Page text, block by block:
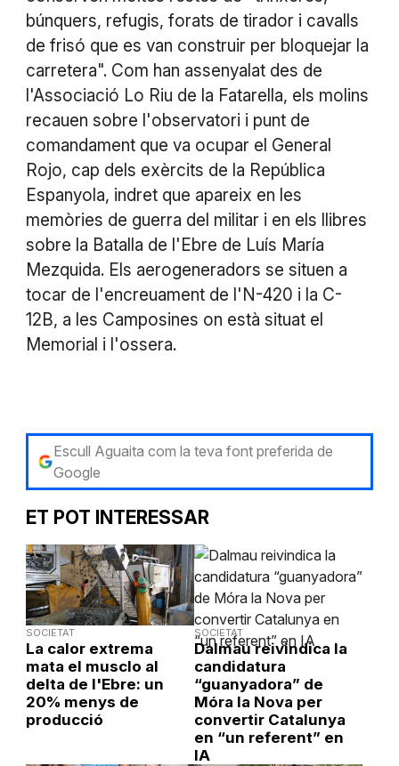
búnquers, refugis, forats de tirador i cavalls
de frisó que es van construir per bloquejar la
carretera". Com han assenyalat des de
l'Associació Lo Riu de la Fatarella, els molins
recauen sobre l'observatori i punt de
comandament que va ocupar el General
Rojo, cap dels exèrcits de la República
Espanyola, indret que apareix en les
memòries de guerra del militar i en els llibres
sobre la Batalla de l'Ebre de Luís María
Mezquida. Els aerogeneradors se situen a
tocar de l'encreuament de l'N-420 i la C-
12B, a les Camposines on està situat el
Memorial i l'ossera.
Escull Aguaita com la teva font preferida de
Google
ET POT INTERESSAR
SOCIETAT
La calor extrema
mata el musclo al
delta de l'Ebre: un
20% menys de
producció
SOCIETAT
Dalmau reivindica la
candidatura
“guanyadora” de
Móra la Nova per
convertir Catalunya
en “un referent” en
IA